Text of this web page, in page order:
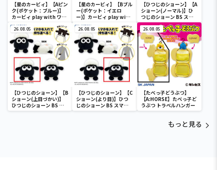
【星のカービィ】【Aピン
ク(ポケット：ブルー)】
カービィ play with ワド
ルディ ボストンバッグ
【星のカービィ】【Bブル
ー(ポケット：イエロ
ー)】カービィ play with
ワドルディ ボストンバッ
グ
【ひつじのショーン】【A
ショーン(ノーマル)】ひ
つじのショーン BS スマ
ホショーンルダー
26.08.05
【ひつじのショーン】【B
ショーン(上目づかい)】
ひつじのショーン BS ス
マホショーンルダー
26.08.05
【ひつじのショーン】【C
ショーン(より目)】ひつ
じのショーン BS スマホ
ショーンルダー
26.08.05
【たべっ子どうぶつ】
【A:HORSE】たべっ子ど
うぶつ トラベルハンガー
もっと見る